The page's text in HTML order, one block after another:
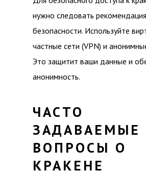
нужно следовать
безопасности. Используйте
частные сети (VPN) и
Это защитит ваши данные и
анонимность.
ЧАСТО
ЗАДАВАЕМЫЕ
ВОПРОСЫ О
КРАКЕНЕ